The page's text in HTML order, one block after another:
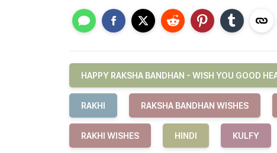
HAPPY RAKSHA BANDHAN - WISH YOU GOOD
RAKHI RAKSHA BANDHAN WISHES
RAKHI WISHES HINDI KULFY